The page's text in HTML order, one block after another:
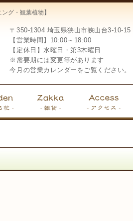
グ・観葉植物】
〒350-1304 埼玉県狭山市狭山台3-10-15
【営業時間】10:00～18:00
【定休日】水曜日・第3木曜日
※需要期には変更等があります
今月の営業カレンダーをご覧ください。